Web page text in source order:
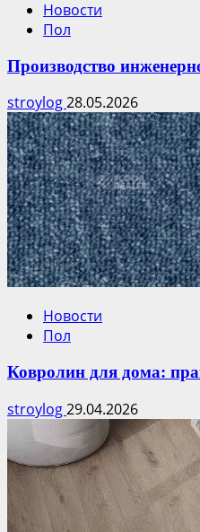
Новости
Пол
Производство
stroylog28.05.2026
Новости
Пол
Ковролин для дома:
stroylog29.04.2026